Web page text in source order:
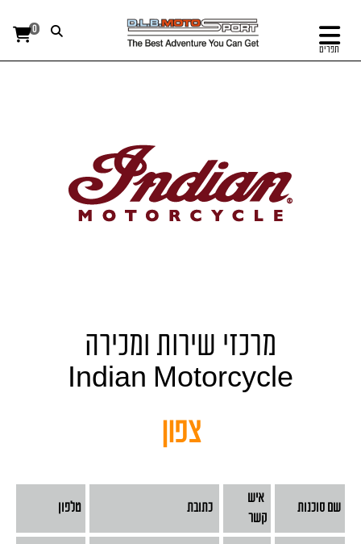
תפריט
0
מרכזי שירות ומכירה
Indian Motorcycle
צפון
שם סוכנות
איש
קשר
כתובת טלפון